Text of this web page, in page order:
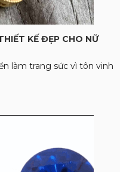
KẾ ĐẸP CHO NỮ
làm trang sức vì tôn vinh